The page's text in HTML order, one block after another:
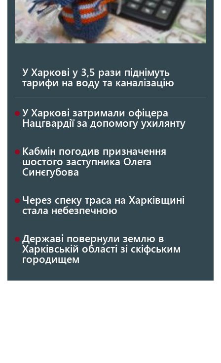
У Харкові у 3,5 рази піднімуть
тарифи на воду та каналізацію
У Харкові затримали офіцера
Нацгвардії за допомогу ухилянту
Кабмін погодив призначення
шостого заступника Олега
Синєгубова
Через спеку траса на Харківщині
стала небезпечною
Державі повернули землю в
Харківській області зі скіфським
городищем